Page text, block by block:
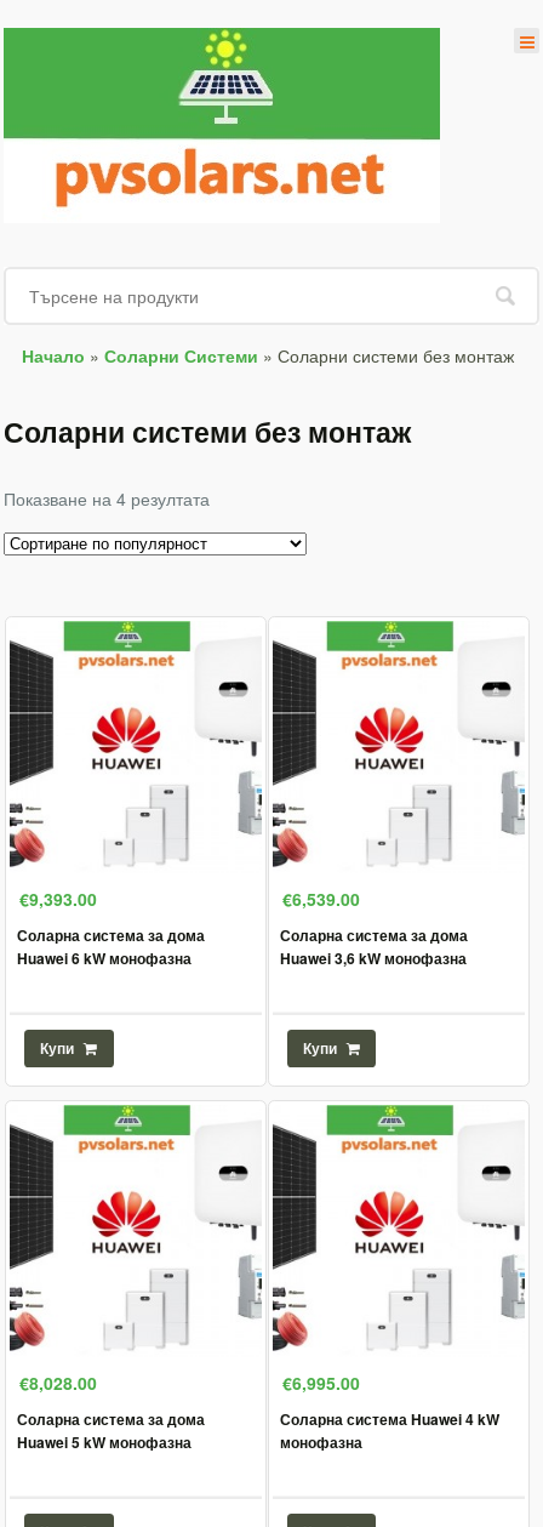
Начало » Соларни Системи » Соларни системи без монтаж
Соларни системи без монтаж
Показване на 4 резултата
€9,393.00
Соларна система за дома
Huawei 6 kW монофазна
Купи
€6,539.00
Соларна система за дома
Huawei 3,6 kW монофазна
Купи
€8,028.00
Соларна система за дома
Huawei 5 kW монофазна
€6,995.00
Соларна система Huawei 4 kW
монофазна